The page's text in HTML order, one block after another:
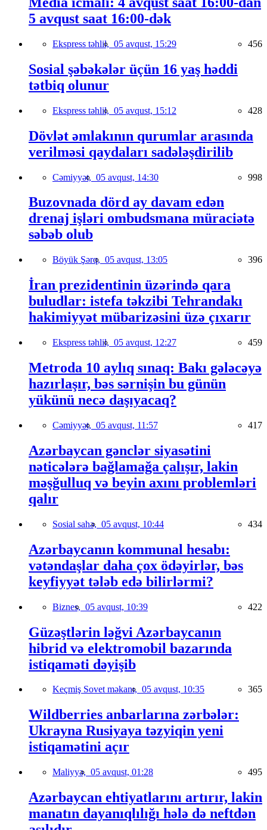
5 avqust saat 16:00-dək
Ekspress təhlil, 05 avqust, 15:29 456
Sosial şəbəkələr üçün 16 yaş həddi
tətbiq olunur
Ekspress təhlil, 05 avqust, 15:12 428
Dövlət əmlakının qurumlar arasında
verilməsi qaydaları sadələşdirilib
Cəmiyyət, 05 avqust, 14:30 998
Buzovnada dörd ay davam edən
drenaj işləri ombudsmana müraciətə
səbəb olub
Böyük Şərq, 05 avqust, 13:05 396
İran prezidentinin üzərində qara
buludlar: istefa təkzibi Tehrandakı
hakimiyyət mübarizəsini üzə çıxarır
Ekspress təhlil, 05 avqust, 12:27 459
Metroda 10 aylıq sınaq: Bakı gələcəyə
hazırlaşır, bəs sərnişin bu günün
yükünü necə daşıyacaq?
Cəmiyyət, 05 avqust, 11:57 417
Azərbaycan gənclər siyasətini
nəticələrə bağlamağa çalışır, lakin
məşğulluq və beyin axını problemləri
qalır
Sosial sahə, 05 avqust, 10:44 434
Azərbaycanın kommunal hesabı:
vətəndaşlar daha çox ödəyirlər, bəs
keyfiyyət tələb edə bilirlərmi?
Biznes, 05 avqust, 10:39 422
Güzəştlərin ləğvi Azərbaycanın
hibrid və elektromobil bazarında
istiqaməti dəyişib
Keçmiş Sovet məkanı, 05 avqust, 10:35 365
Wildberries anbarlarına zərbələr:
Ukrayna Rusiyaya təzyiqin yeni
istiqamətini açır
Maliyyə, 05 avqust, 01:28 495
Azərbaycan ehtiyatlarını artırır, lakin
manatın dayanıqlılığı hələ də neftdən